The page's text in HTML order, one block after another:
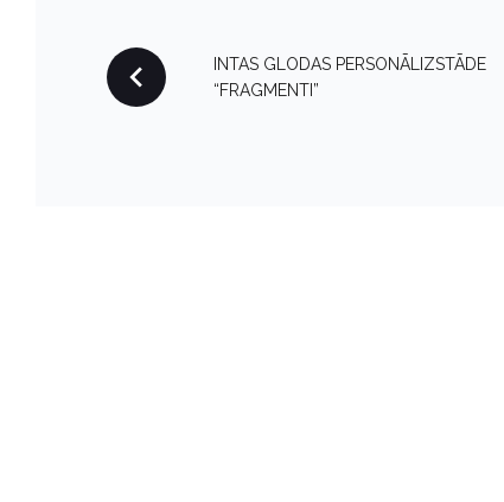
P
O
INTAS GLODAS PERSONĀLIZSTĀDE
“FRAGMENTI”